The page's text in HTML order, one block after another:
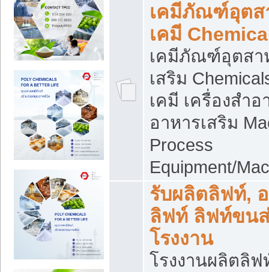
เคมีภัณฑ์อุตส
เคมี
เคมีภัณฑ์อุตสา
เสริม
เคมี เครื่องสำ
อาหารเสริม
Process
Equipment/
รับผลิตลิฟท์,
ลิฟท์ ลิฟท์ขน
โรงงาน
โรงงานผลิตลิ